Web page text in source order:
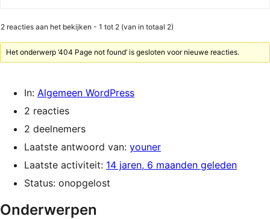
2 reacties aan het bekijken - 1 tot 2 (van in totaal 2)
Het onderwerp ‘404 Page not found’ is gesloten voor nieuwe reacties.
In: Algemeen WordPress
2 reacties
2 deelnemers
Laatste antwoord van: youner
Laatste activiteit: 14 jaren, 6 maanden geleden
Status: onopgelost
Onderwerpen